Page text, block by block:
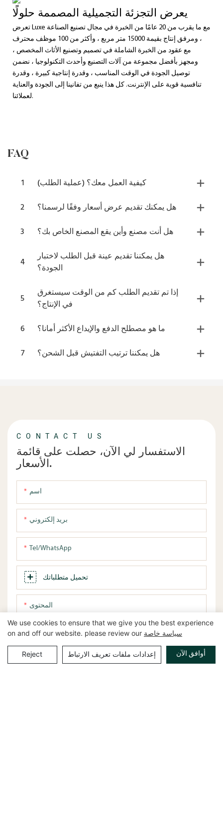
يعرض التجزئة التجميلية المصممة حلولًا
تعرض Luxe مع ما يقرب من 20 عامًا من الخبرة في مجال تصنيع الصناعة
، ومرفق إنتاج بقيمة 15000 متر مربع ، وأكثر من 100 موظف محترف
مع عقود من الخبرة الشاملة في تصميم وتصنيع الأثاث المخصص ،
ومجهز بأفضل مجموعة من آلات التصنيع وأحدث التكنولوجيا ، نضمن
توصيل الجودة في الوقت المناسب ، وقدرة إنتاجية كبيرة ، وقدرة
تنافسية قوية على الإنترنت. كل هذا ينبع من تفانينا إلى الجودة والعناية
لعملائنا.
FAQ
1
كيفية العمل معك؟ (عملية الطلب)
2
هل يمكنك تقديم عرض أسعار وفقًا لرسمنا؟
3
هل أنت مصنع وأين يقع المصنع الخاص بك؟
4
هل يمكننا تقديم عينة قبل الطلب لاختبار
الجودة؟
5
إذا تم تقديم الطلب كم من الوقت سيستغرق
في الإنتاج؟
6
ما هو مصطلح الدفع والإيداع الأكثر أمانا؟
7
هل يمكننا ترتيب التفتيش قبل الشحن؟
CONTACT US
الاستفسار لي الآن، حصلت على قائمة
الأسعار.
اسم
بريد إلكتروني
Tel/WhatsApp
تحميل متطلباتك
المحتوى
We use cookies to ensure that we give you the best experience
on and off our website. please review our سياسة خاصة
Reject إعدادات ملفات تعريف الارتباط أوافق الآن